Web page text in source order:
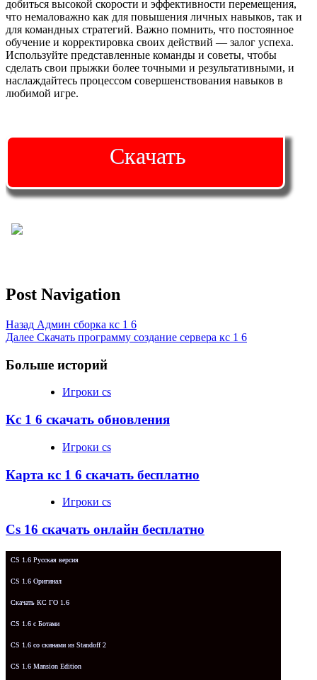
добиться высокой скорости и эффективности перемещения,
что немаловажно как для повышения личных навыков, так и
для командных стратегий. Важно помнить, что постоянное
обучение и корректировка своих действий — залог успеха.
Используйте представленные команды и советы, чтобы
сделать свои прыжки более точными и результативными, и
наслаждайтесь процессом совершенствования навыков в
любимой игре.
Скачать
Post Navigation
Назад Админ сборка кс 1 6
Далее Скачать программу создание сервера кс 1 6
Больше историй
Игроки cs
Кс 1 6 скачать обновления
Игроки cs
Карта кс 1 6 скачать бесплатно
Игроки cs
Cs 16 скачать онлайн бесплатно
CS 1.6 Русская версия
CS 1.6 Оригинал
Скачать КС ГО 1.6
CS 1.6 с Ботами
CS 1.6 со скинами из Standoff 2
CS 1.6 Mansion Edition